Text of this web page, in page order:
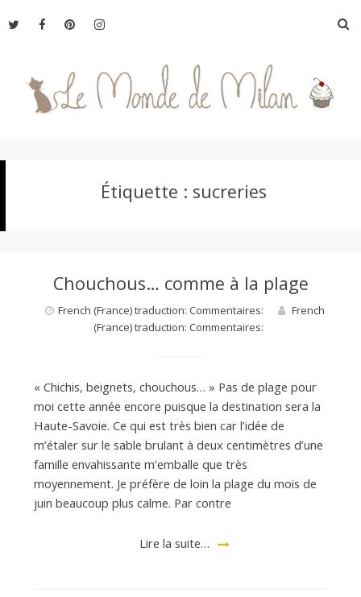
au
Étiquette : sucreries
Chouchous… comme à la plage
French (France) traduction: Commentaires:
French
(France) traduction: Commentaires:
« Chichis, beignets, chouchous… » Pas de plage pour
moi cette année encore puisque la destination sera la
Haute-Savoie. Ce qui est très bien car l’idée de
m’étaler sur le sable brulant à deux centimètres d’une
famille envahissante m’emballe que très
moyennement. Je préfère de loin la plage du mois de
juin beaucoup plus calme. Par contre
Lire la suite…